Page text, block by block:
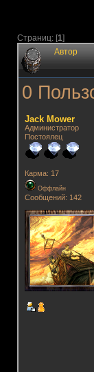
Страниц: [1]
Автор
0
Jack Mower
Администратор
Постоялец
Карма: 17
Оффлайн
Сообщений: 142